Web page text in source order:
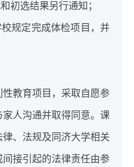
初选结果另行通知；
规定完成体检项目，并
教育项目，采取自愿参
人沟通并取得同意。课
、法规及同济大学相关
接引起的法律责任由参